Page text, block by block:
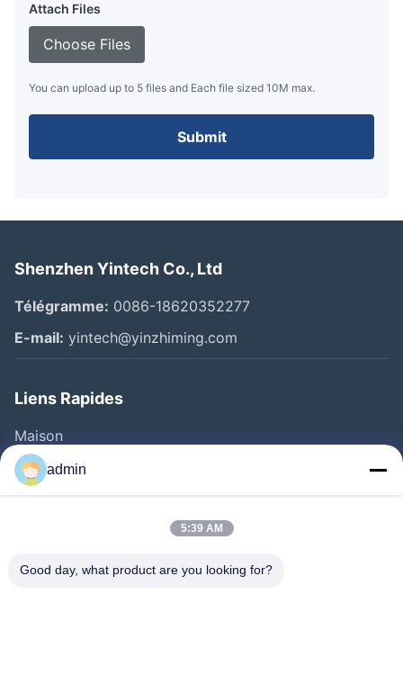
Attach Files
Choose Files
You can upload up to 5 files and Each file sized 10M max.
Submit
Shenzhen Yintech Co., Ltd
Télégramme: 0086-18620352277
E-mail: yintech@yinzhiming.com
Liens Rapides
Maison
Produits
Vidéos
Visite D'usine
admin
5:39 AM
Good day, what product are you looking for?